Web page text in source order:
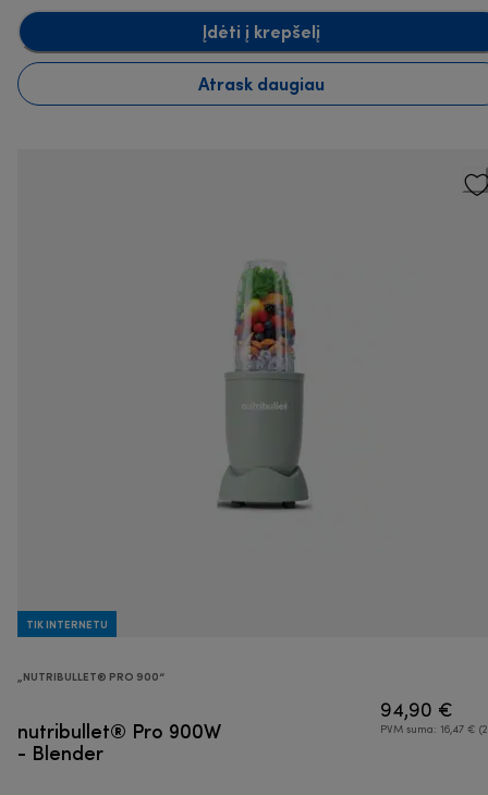
Įdėti į krepšelį
Atrask daugiau
TIK INTERNETU
„NUTRIBULLET® PRO 900“
nutribullet® Pro 900W
- Blender
94,90 €
PVM suma: 16,47 €